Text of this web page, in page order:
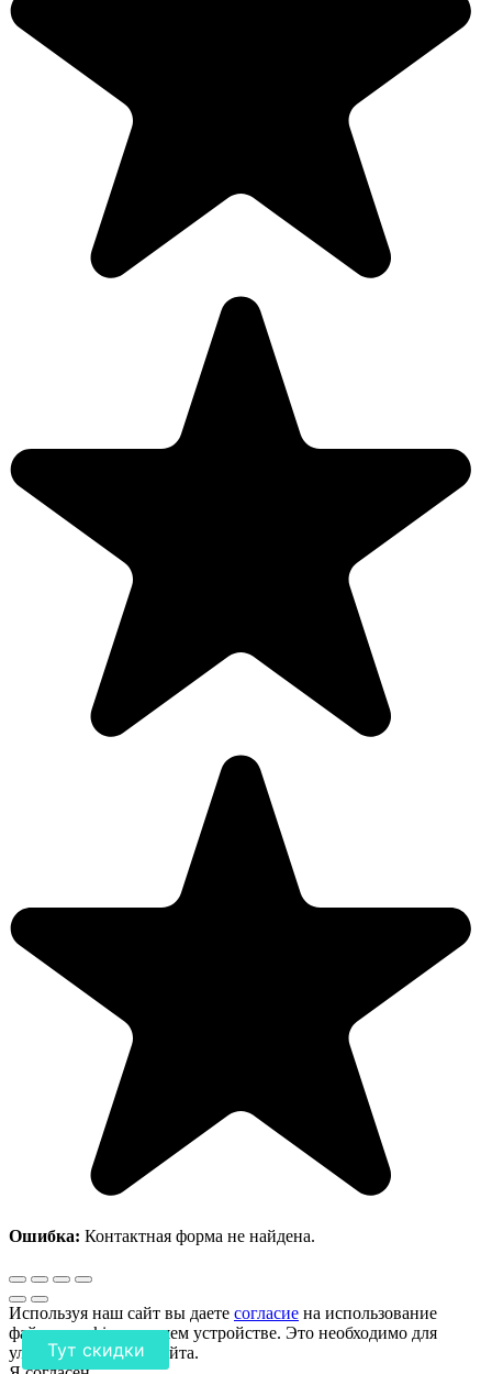
Тут скидки
Ошибка: Контактная форма не найдена.
Используя наш сайт вы даете согласие на использование
файлов cookie на вашем устройстве. Это необходимо для
улучшения работы сайта.